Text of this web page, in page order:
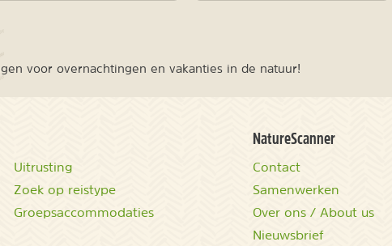
voor overnachtingen en vakanties in de natuur!
Uitrusting
Zoek op reistype
Groepsaccommodaties
NatureScanner
Contact
Samenwerken
Over ons / About us
Nieuwsbrief